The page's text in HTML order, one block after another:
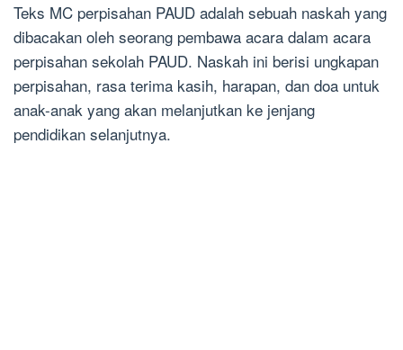
Teks MC perpisahan PAUD adalah sebuah naskah yang
dibacakan oleh seorang pembawa acara dalam acara
perpisahan sekolah PAUD. Naskah ini berisi ungkapan
perpisahan, rasa terima kasih, harapan, dan doa untuk
anak-anak yang akan melanjutkan ke jenjang
pendidikan selanjutnya.